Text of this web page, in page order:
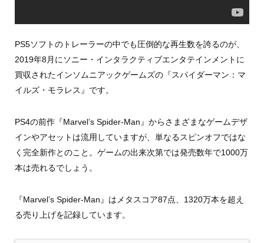
PS5ソフトのトレーラーの中でも圧倒的な再生数を誇るのが、
2019年8月にソニー・インタラクティブエンタテインメントに
買収されたインソムニアックゲームズの『スパイダーマン：マ
イルズ・モラレス』です。
PS4の前作『Marvel’s Spider-Man』からさまざまなゲームデザ
インやアセットは流用していますが、単なるスピンオフではな
く完全新作とのこと。ゲームの出来次第では発売数年で1000万
本は売れるでしょう。
『Marvel’s Spider-Man』はメタスコア87点、1320万本を超え
る売り上げを記録しています。